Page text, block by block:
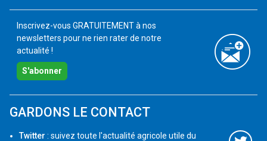
Inscrivez-vous GRATUITEMENT à nos
newsletters pour ne rien rater de notre
actualité !
S'abonner
GARDONS LE CONTACT
Twitter : suivez toute l'actualité agricole utile du